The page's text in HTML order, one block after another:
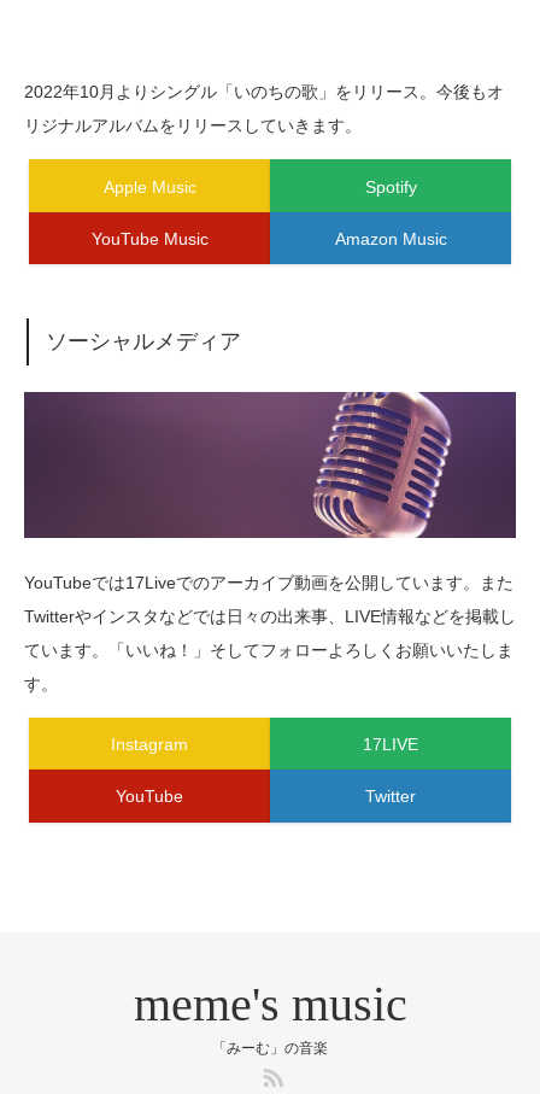
2022年10月よりシングル「いのちの歌」をリリース。今後もオ
リジナルアルバムをリリースしていきます。
Apple Music Spotify
YouTube Music Amazon Music
ソーシャルメディア
YouTubeでは17Liveでのアーカイブ動画を公開しています。また
Twitterやインスタなどでは日々の出来事、LIVE情報などを掲載し
ています。「いいね！」そしてフォローよろしくお願いいたしま
す。
Instagram 17LIVE
YouTube Twitter
meme's music
「みーむ」の音楽